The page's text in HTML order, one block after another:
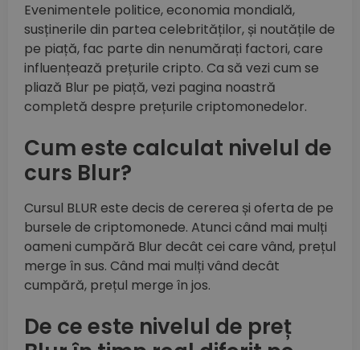
Evenimentele politice, economia mondială,
susținerile din partea celebrităților, și noutățile de
pe piață, fac parte din nenumărați factori, care
influențează prețurile cripto. Ca să vezi cum se
pliază Blur pe piață, vezi pagina noastră
completă despre prețurile criptomonedelor.
Cum este calculat nivelul de
curs Blur?
Cursul BLUR este decis de cererea și oferta de pe
bursele de criptomonede. Atunci când mai mulți
oameni cumpără Blur decât cei care vând, prețul
merge în sus. Când mai mulți vând decât
cumpără, prețul merge în jos.
De ce este nivelul de preț